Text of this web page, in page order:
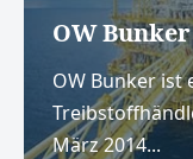
OW Bunker
OW Bunker ist
März 2014...